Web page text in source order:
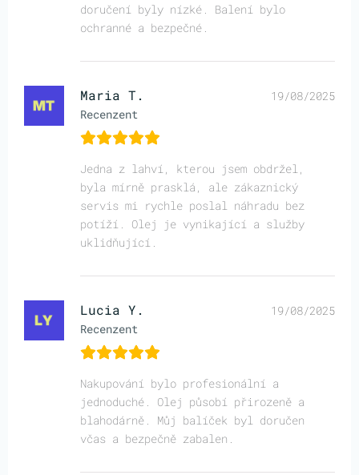
doručení byly nízké. Balení bylo
ochranné a bezpečné.
Maria T.
Recenzent
19/08/2025
Jedna z lahví, kterou jsem obdržel,
byla mírně prasklá, ale zákaznický
servis mi rychle poslal náhradu bez
potíží. Olej je vynikající a služby
uklidňující.
Lucia Y.
Recenzent
19/08/2025
Nakupování bylo profesionální a
jednoduché. Olej působí přirozeně a
blahodárně. Můj balíček byl doručen
včas a bezpečně zabalen.